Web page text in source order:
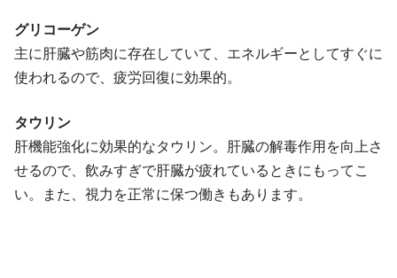
グリコーゲン
主に肝臓や筋肉に存在していて、エネルギーとしてすぐに
使われるので、疲労回復に効果的。
タウリン
肝機能強化に効果的なタウリン。肝臓の解毒作用を向上さ
せるので、飲みすぎで肝臓が疲れているときにもってこ
い。また、視力を正常に保つ働きもあります。